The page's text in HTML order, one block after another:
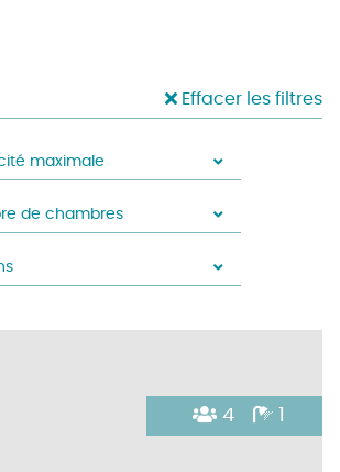
Effacer les filtres
maximale
de chambres
4 1